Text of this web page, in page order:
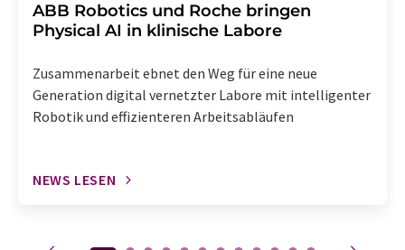
​​​​​​​ABB Robotics und Roche bringen
Physical AI in klinische Labore
Zusammenarbeit ebnet den Weg für eine neue
Generation digital vernetzter Labore mit intelligenter
Robotik und effizienteren Arbeitsabläufen
NEWS LESEN